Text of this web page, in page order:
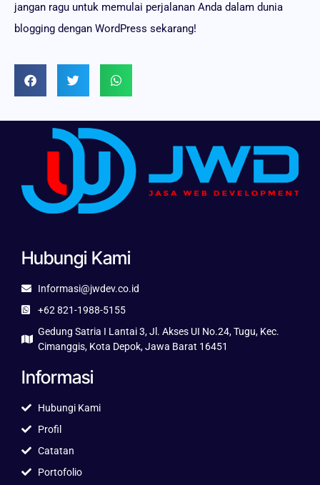
jangan ragu untuk memulai perjalanan Anda dalam dunia
blogging dengan WordPress sekarang!
Hubungi Kami
Informasi@jwdev.co.id
+62 821-1988-5155
Gedung Satria I Lantai 3, Jl. Akses UI No.24, Tugu, Kec.
Cimanggis, Kota Depok, Jawa Barat 16451
Informasi
Hubungi Kami
Profil
Catatan
Portofolio